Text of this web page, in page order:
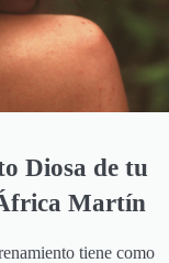
Diosa de tu
Martín
tiene como